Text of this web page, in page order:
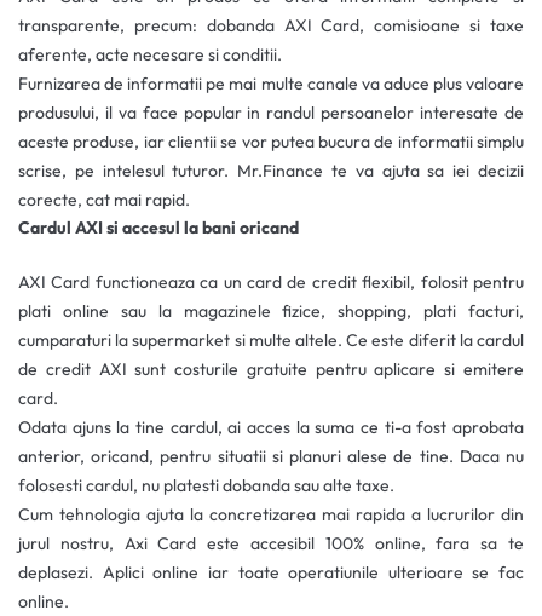
transparente, precum: dobanda AXI Card, comisioane si taxe
aferente, acte necesare si conditii.
Furnizarea de informatii pe mai multe canale va aduce plus valoare
produsului, il va face popular in randul persoanelor interesate de
aceste produse, iar clientii se vor putea bucura de informatii simplu
scrise, pe intelesul tuturor. Mr.Finance te va ajuta sa iei decizii
corecte, cat mai rapid.
Cardul AXI si accesul la bani oricand
AXI Card functioneaza ca un card de credit flexibil, folosit pentru
plati online sau la magazinele fizice, shopping, plati facturi,
cumparaturi la supermarket si multe altele. Ce este diferit la cardul
de credit AXI sunt costurile gratuite pentru aplicare si emitere
card.
Odata ajuns la tine cardul, ai acces la suma ce ti-a fost aprobata
anterior, oricand, pentru situatii si planuri alese de tine. Daca nu
folosesti cardul, nu platesti dobanda sau alte taxe.
Cum tehnologia ajuta la concretizarea mai rapida a lucrurilor din
jurul nostru, Axi Card este accesibil 100% online, fara sa te
deplasezi. Aplici online iar toate operatiunile ulterioare se fac
online.